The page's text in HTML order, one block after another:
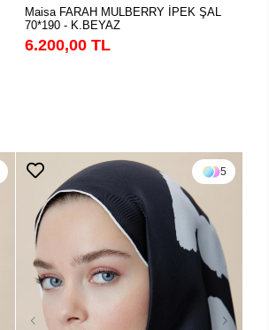
Maisa FARAH MULBERRY İPEK ŞAL
70*190 - K.BEYAZ
6.200,00 TL
5